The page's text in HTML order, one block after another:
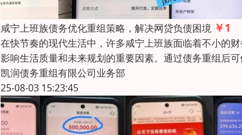
咸宁上班族债务优化重组策略，解决网贷负债困境 ￥1
在快节奏的现代生活中，许多咸宁上班族面临着不小的
影响生活质量和未来规划的重要因素。通过债务重组后
凯润债务重组有限公司业务部
25-08-03 15:23:45